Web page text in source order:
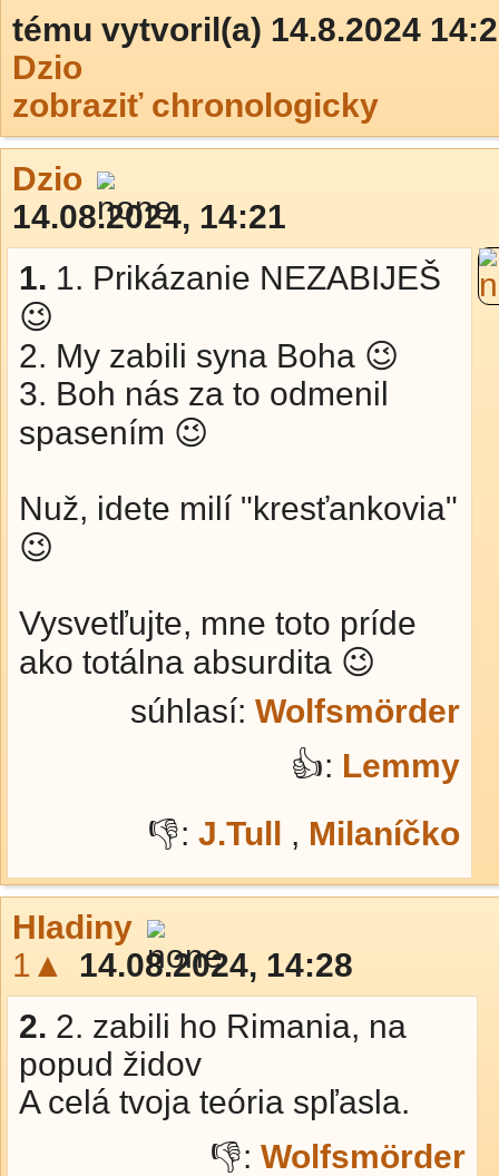
tému vytvoril(a) 14.8.2024
Dzio
zobraziť chronologicky
Dzio
14.08.2024, 14:21
1. 1. Prikázanie NEZABIJEŠ
😉
2. My zabili syna Boha 😉
3. Boh nás za to odmenil
spasením 😉
Nuž, idete milí "kresťankovia"
😉
Vysvetľujte, mne toto príde
ako totálna absurdita 😉
súhlasí: Wolfsmörder
👍: Lemmy
👎: J.Tull , Milaníčko
HIadiny
1▲
14.08.2024, 14:28
2. 2. zabili ho Rimania, na
popud židov
A celá tvoja teória spľasla.
👎: Wolfsmörder